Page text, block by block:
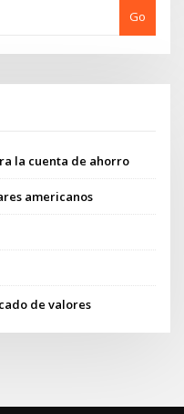
Go
la cuenta de ahorro
americanos
de valores